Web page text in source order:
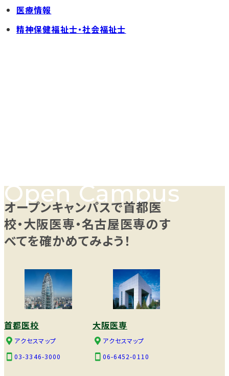
医療情報
精神保健福祉士・社会福祉士
オープンキャンパスで首都医
校・大阪医専・名古屋医専のす
べてを確かめてみよう！
首都医校
アクセスマップ
03-3346-3000
大阪医専
アクセスマップ
06-6452-0110